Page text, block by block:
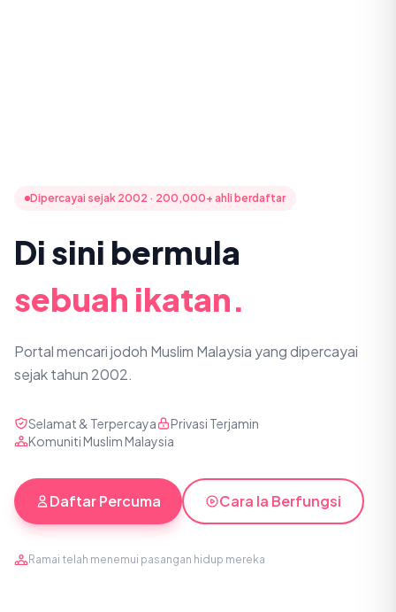
Dipercayai sejak 2002 · 200,000+ ahli berdaftar
Di sini bermula
sebuah ikatan.
Portal mencari jodoh Muslim Malaysia yang dipercayai
sejak tahun 2002.
Selamat & Terpercaya
Privasi Terjamin
Komuniti Muslim Malaysia
Daftar Percuma Cara Ia Berfungsi
Ramai telah menemui pasangan hidup mereka